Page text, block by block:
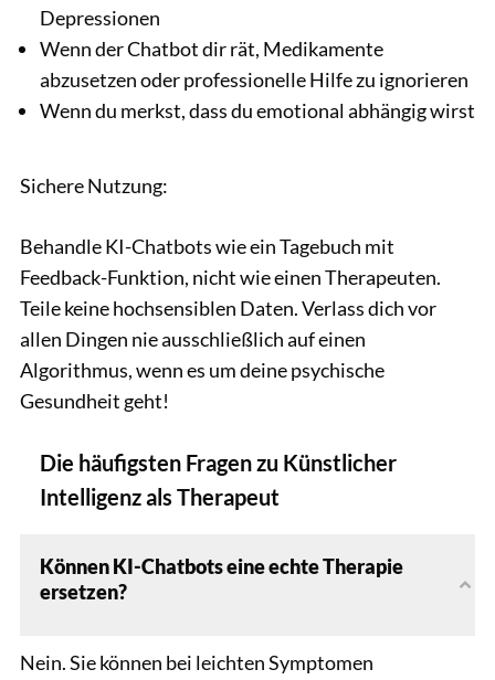
Depressionen
Wenn der Chatbot dir rät, Medikamente
abzusetzen oder professionelle Hilfe zu ignorieren
Wenn du merkst, dass du emotional abhängig wirst
Sichere Nutzung:
Behandle KI-Chatbots wie ein Tagebuch mit
Feedback-Funktion, nicht wie einen Therapeuten.
Teile keine hochsensiblen Daten. Verlass dich vor
allen Dingen nie ausschließlich auf einen
Algorithmus, wenn es um deine psychische
Gesundheit geht!
Die häufigsten Fragen zu Künstlicher
Intelligenz als Therapeut
Können KI-Chatbots eine echte Therapie
ersetzen?
Nein. Sie können bei leichten Symptomen